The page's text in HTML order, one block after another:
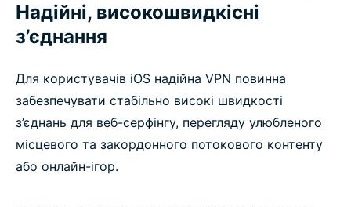
Надійні, високошвидкісні
з’єднання
Для користувачів iOS надійна VPN повинна
забезпечувати стабільно високі швидкості
з’єднань для веб-серфінгу, перегляду улюбленого
місцевого та закордонного потокового контенту
або онлайн-ігор.